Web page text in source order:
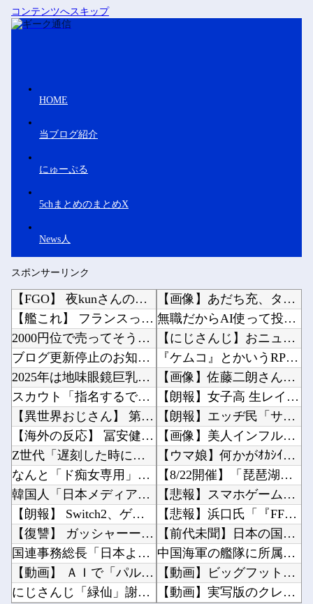
コンテンツへスキップ
HOME
当ブログ紹介
にゅーぷる
5chまとめのまとめX
News人
スポンサーリンク
【FGO】 夜kunさんのモルガンイラスト！！ 蝶の羽好きです！
【艦これ】 フランスってSHS持ってたのか
2000円位で売ってそうなエ□同人的デビルサマナー 第2話
ブログ更新停止のお知らせ
2025年は地味眼鏡巨乳先輩が流行る
スカウト「指名するで」高校生「大学行きます」←これｗｗｗｗｗ
【異世界おじさん】 第8話 感想 これが俺の知る最強の生物だ！
【海外の反応】 冨安健洋がクリスタル・パレス加入へ「アーセナルサポの好きなクラブで良かった...
Z世代「遅刻した時に怒ってくる上司は無能。過ぎた事ネチネチ言っても前に進まない」
なんと「ド痴女専用」のドスケベマンション！？
韓国人「日本メディアが2002年ワールドカップ韓国準決勝も調査すべきと主張！」→「英国メデ...
【朗報】 Switch2、ゲームキューブを抜く。発売約1年で2368万台突破
【復讐】 ガッシャーーーーン！ 相手と自分の車の前方がぶつかった。
国連事務総長「日本よ、国連にお金がない。このままでは国連が完全崩壊する。助けろ」
【動画】 ＡＩで「パルクール映像」を作ったらなんかコワい結果に…ｗ！！
にじさんじ「緑仙」謝罪と募集を一緒にして怒られる「VTuberが歌ってこなかった埋もれた曲...
【画像】あだち充、タッチの上杉達也が浅倉南に告白したシーンを完全再現wwwwwww他
無職だからAI使って投資で稼ごうと思う他
【にじさんじ】おニュイがナルホドくんに驚いとる他
『ケムコ』とかいうRPGを大量生産してる謎のメーカー他
【画像】佐藤二朗さん、妻にハグを要請して認められたと報告→Ｘ民「妻には確認するのに共演者...
【朗報】女子高 生レイヤー、臭いやつに苦言 「洋服は一回全部熱湯につけよう！洗濯機はキッチ...
【朗報】エッヂ民「サッカーより面白いスポーツある？」→野球vsサッカーの予想外な展開がカオ...
【画像】美人インフルエンサーさん「20歳でアルファード一括で買えちゃう私って素敵」←これっ...
【ウマ娘】何かがｵｶｼｲ…賢さトレーニング（早押しクイズ）他
【8/22開催】「琵琶湖三市同時花火大会」、各市公式「そんな花火大会は存在しない」→ 高価...
【悲報】スマホゲーム、ガチで逝く・・・・・・・・他
【悲報】浜口氏「『FF7 リバース』の大量コンテンツで疲れ、離れたプレイヤーいた」他
【前代未聞】日本の国税、崩壊→去年、懲戒処分37人 今年は3月時点で懲戒処分すでに20人以...
中国海軍の艦隊に所属する052C型ミサイル駆逐艦「長春」と052D型「厦門」が編隊航行訓練...
【動画】ビッグフットの正体が判明他
【動画】実写版のクレヨンしんちゃん、バズりすぎて80万いいねｗ他